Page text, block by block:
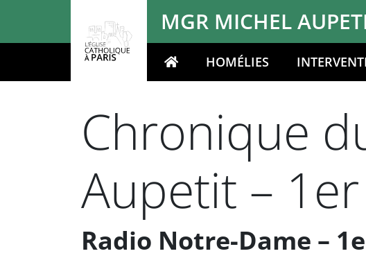
MGR MICHEL
Votre rechercheHOMÉLIES
Chronique
Aupetit –
Radio Notre-Dame –